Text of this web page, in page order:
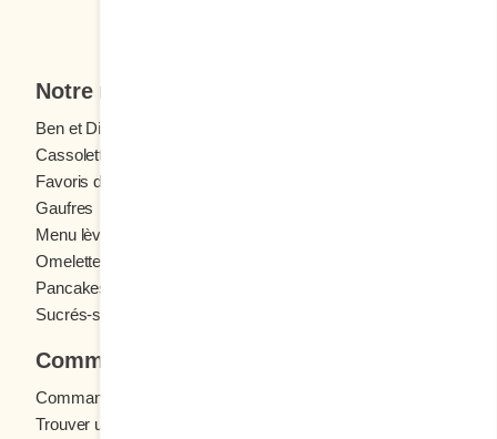
Notre menu
Ben et Dictine
Cassolettes
Favoris des ados
Gaufres
Menu lève-tôt
Omelettes et Crêpomelettes
Pancakes
Sucrés-salés
Commander
Commande en ligne
Trouver un restaurant